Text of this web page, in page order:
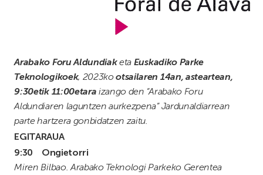
Arabako Foru Aldundiaketa Euskadiko Parke
Teknologikoek, 2023kootsailaren 14an, asteartean,
9:30etik 11:00etara izango den “Arabako Foru
Aldundiaren laguntzen aurkezpena” Jardunaldiarrean
parte hartzera gonbidatzen zaitu.
EGITARAUA
9:30 Ongietorri
Miren Bilbao. Arabako Teknologi Parkeko Gerentea